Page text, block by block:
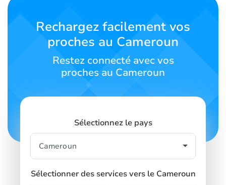
Contactez-
nous
SIGN IN
Rechargez facilement vos
proches au Cameroun
Restez connecté avec vos
proches au Cameroun
Sélectionnez le pays
Sélectionner des services vers le Cameroun